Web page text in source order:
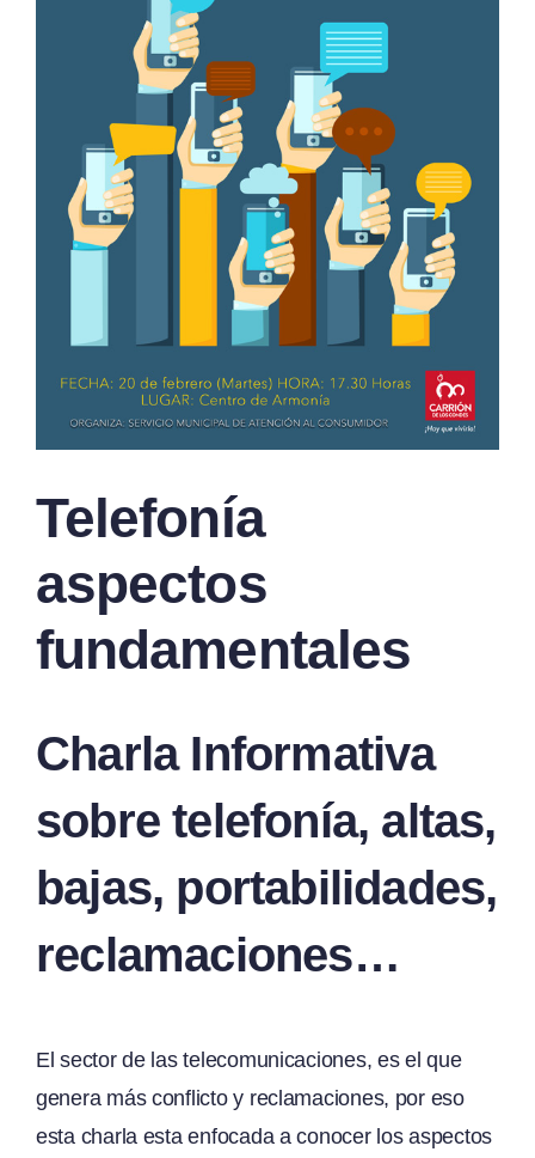
Telefonía
aspectos
fundamentales
Charla Informativa
sobre telefonía, altas,
bajas, portabilidades,
reclamaciones…
El sector de las telecomunicaciones, es el que
genera más conflicto y reclamaciones, por eso
esta charla esta enfocada a conocer los aspectos